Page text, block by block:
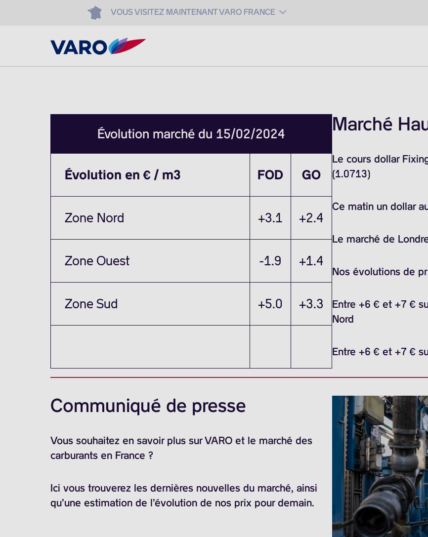
VOUS VISITEZ MAINTENANT VARO FRANCE
Évolution marché du 15/02/2024
Évolution en € / m3 FOD GO
Zone Nord +3.1 +2.4
Zone Ouest -1.9 +1.4
Zone Sud +5.0 +3.3
Marché
Le cours dollar
(1.0713)
Ce matin un dollar
Le marché de
Nos évolutions de
Entre +6 € et +7 €
Nord
Entre +6 € et +7 €
Communiqué de presse
Vous souhaitez en savoir plus sur VARO et le marché des
carburants en France ?
Ici vous trouverez les dernières nouvelles du marché, ainsi
qu’une estimation de l’évolution de nos prix pour demain.